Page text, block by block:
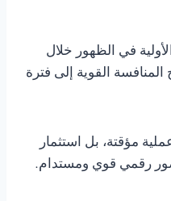
في الظهور خلال
المنافسة القوية إلى فترة
مؤقتة، بل استثمار
رقمي قوي ومستدام.